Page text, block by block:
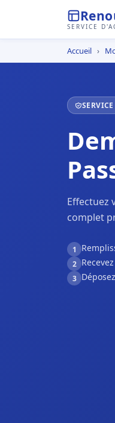
SERVICE
Accueil ›
Effectuez
complet
1
2
3